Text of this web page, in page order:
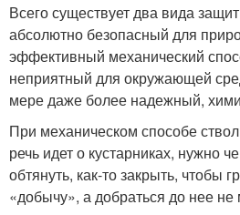
Всего существует два вида
абсолютно безопасный для
эффективный механический
неприятный для окружающей
мере даже более надежный,
При механическом способе
речь идет о кустарниках, нужно
обтянуть, как-то закрыть, чтобы
«добычу», а добраться до нее не